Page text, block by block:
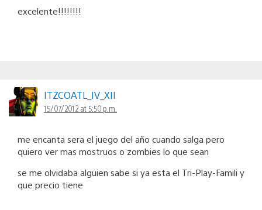
excelente!!!!!!!!
ITZCOATL_IV_XII
15/07/2012 at 5:50 p.m.
me encanta sera el juego del año cuando salga pero
quiero ver mas mostruos o zombies lo que sean
se me olvidaba alguien sabe si ya esta el Tri-Play-Famili y
que precio tiene